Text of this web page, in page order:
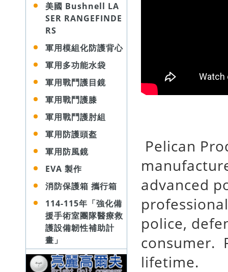
美國 Bushnell LA
SER RANGEFINDE
RS
軍用模組化防護背心
軍用多功能水袋
軍用戰鬥護目鏡
軍用戰鬥護膝
軍用戰鬥護肘組
軍用防護頭盔
軍用防風鏡
EVA 製作
消防保護箱 攜行箱
114-115年「強化備
援手術室團隊醫療救
護設備韌性補助計
畫」
Pelican
advanced
police,
consumer.
lifetime.